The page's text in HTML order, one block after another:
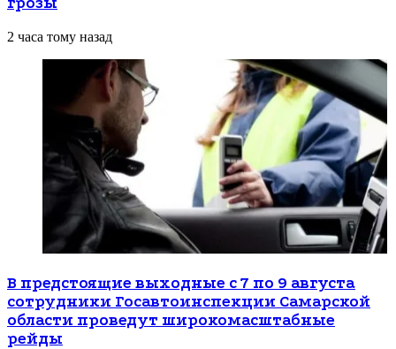
2 часа тому назад
В предстоящие выходные с 7 по 9 августа
сотрудники Госавтоинспекции Самарской
области проведут широкомасштабные
рейды